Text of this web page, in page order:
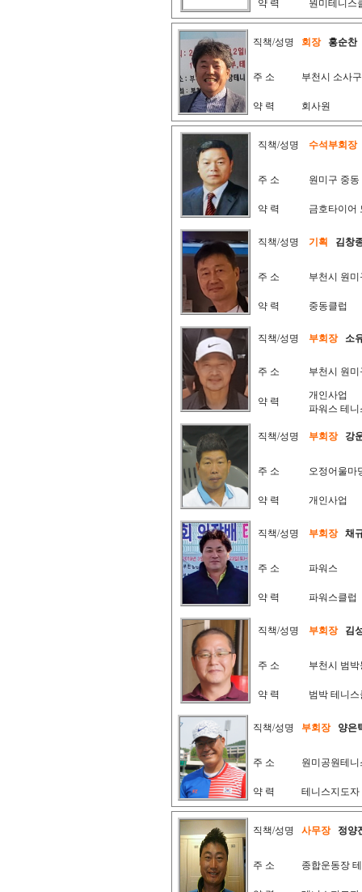
약 력 원미테니스
직책/성명 회장 홍순찬
주 소 부천시 소사구
약 력 회사원
직책/성명 수석부회장
주 소 원미구 중
약 력 금호타이어
직책/성명 기획 김창
주 소 부천시 원
약 력 중동클럽
직책/성명 부회장 소
주 소 부천시 원
약 력
개인사업
파워스 테니
직책/성명 부회장 강
주 소 오정어울마
약 력 개인사업
직책/성명 부회장 채
주 소 파워스
약 력 파워스클럽
직책/성명 부회장 김
주 소 부천시 범박
약 력 범박 테니스
직책/성명 부회장 양은
주 소 원미공원테니
약 력 테니스지도자
직책/성명 사무장 정양
주 소 종합운동장